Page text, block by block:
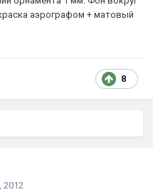
аэрографом + матовый
8
2012